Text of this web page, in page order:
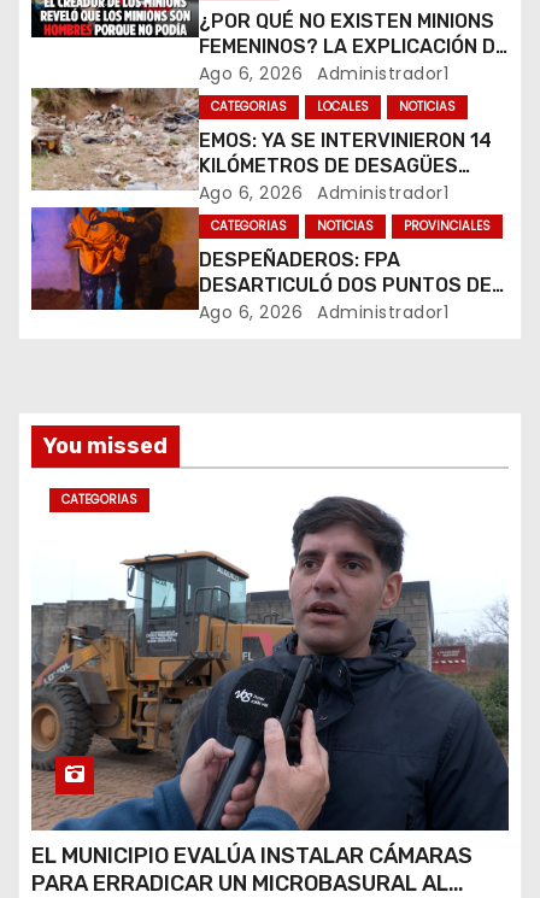
e
e
n
t
r
a
s
¿POR QUÉ NO EXISTEN MINIONS
FEMENINOS? LA EXPLICACIÓN DE
SU CREADOR QUE VOLVIÓ A
VIRALIZARSE
Ago 6, 2026 Administrador1
CATEGORIAS LOCALES NOTICIAS
EMOS: YA SE INTERVINIERON 14
KILÓMETROS DE DESAGÜES
PLUVIALES
Ago 6, 2026 Administrador1
CATEGORIAS NOTICIAS PROVINCIALES
DESPEÑADEROS: FPA
DESARTICULÓ DOS PUNTOS DE
VENTA DE DROGAS. TRES
Ago 6, 2026 Administrador1
You missed
CATEGORIAS
EL MUNICIPIO EVALÚA INSTALAR CÁMARAS
PARA ERRADICAR UN MICROBASURAL AL